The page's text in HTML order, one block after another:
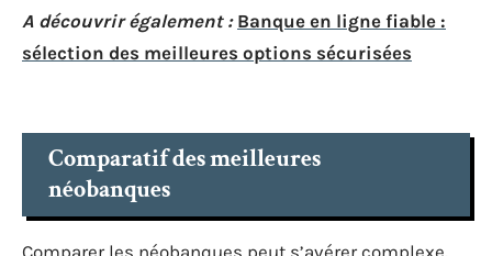
A découvrir également : Banque en ligne fiable :
sélection des meilleures options sécurisées
Comparatif des meilleures
néobanques
Comparer les néobanques peut s’avérer complexe.